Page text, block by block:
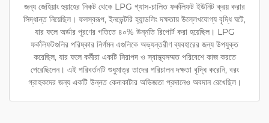
জন্য জেহিয়াং হুয়াহের নিকট থেকে LPG গ্যাস-চালিত ফর্কলিফট ইউনিট ক্রয় করার
সিদ্ধান্ত নিয়েছিল। ফলস্বরূপ, ইনভেন্টরি হ্যান্ডলিং দক্ষতায় উল্লেখযোগ্য বৃদ্ধি ঘটে,
যার ফলে অর্ডার পূরণের গতিতে ৪০% উন্নতি রিপোর্ট করা হয়েছিল। LPG
ফর্কলিফটগুলির পরিষ্কার নির্গমন এগুলিকে অভ্যন্তরীণ ব্যবহারের জন্য উপযুক্ত
করেছিল, যার ফলে কর্মীরা একটি নিরাপদ ও স্বাস্থ্যসম্মত পরিবেশে কাজ করতে
পেরেছিলেন। এই পরিবর্তনটি শুধুমাত্র তাদের পরিচালন দক্ষতা বৃদ্ধি করেনি, বরং
গ্রাহকদের জন্য একটি উন্নত কেনাকাটার অভিজ্ঞতা প্রদানেও অবদান রেখেছিল।